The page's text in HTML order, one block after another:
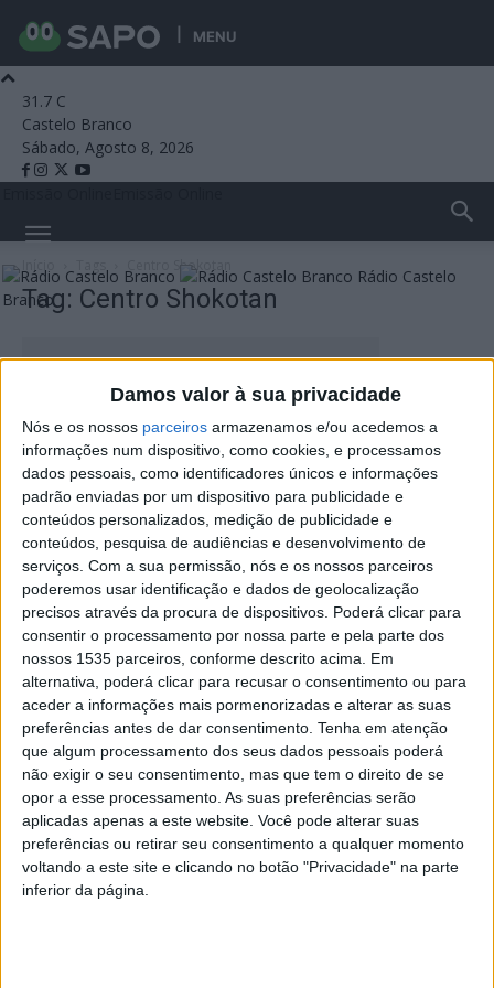
MENU
Damos valor à sua privacidade
Nós e os nossos parceiros armazenamos e/ou acedemos a
informações num dispositivo, como cookies, e processamos
dados pessoais, como identificadores únicos e informações
padrão enviadas por um dispositivo para publicidade e
conteúdos personalizados, medição de publicidade e
conteúdos, pesquisa de audiências e desenvolvimento de
serviços. Com a sua permissão, nós e os nossos parceiros
poderemos usar identificação e dados de geolocalização
precisos através da procura de dispositivos. Poderá clicar para
consentir o processamento por nossa parte e pela parte dos
nossos 1535 parceiros, conforme descrito acima. Em
alternativa, poderá clicar para recusar o consentimento ou para
aceder a informações mais pormenorizadas e alterar as suas
preferências antes de dar consentimento. Tenha em atenção
que algum processamento dos seus dados pessoais poderá
não exigir o seu consentimento, mas que tem o direito de se
opor a esse processamento. As suas preferências serão
aplicadas apenas a este website. Você pode alterar suas
preferências ou retirar seu consentimento a qualquer momento
voltando a este site e clicando no botão "Privacidade" na parte
inferior da página.
31.7 C
Castelo Branco
Sábado, Agosto 8, 2026
Rádio Castelo
Branco
Centro Shokotan
Tag: Centro Shokotan
Município de Oleiros reforça apoio ao
Centro de Shokotan da Casa...
Rádio Castelo Branco - 3 de Dezembro, 2024
PUBLICIDADE
PUBLICIDADE
PUBLICIDADE